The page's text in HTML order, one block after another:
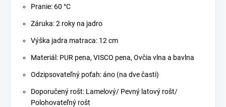
Pranie: 60 °C
Záruka: 2 roky na jadro
Výška jadra matraca: 12 cm
Materiál: PUR pena, VISCO pena, Ovčia vlna a bavlna
Odzipsovateľný poťah: áno (na dve časti)
Doporučený rošt: Lamelový/ Pevný latový rošt/
Polohovateľný rošt